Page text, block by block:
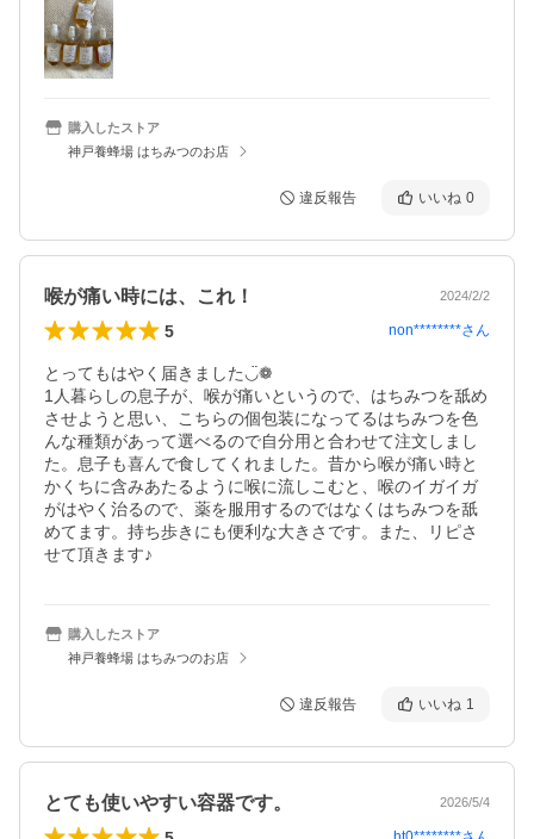
購入したストア
神戸養蜂場 はちみつのお店
違反報告 いいね 0
喉が痛い時には、これ！ 2024/2/2
5 non********さん
とってもはやく届きました◡̈❁
1人暮らしの息子が、喉が痛いというので、はちみつを舐め
させようと思い、こちらの個包装になってるはちみつを色
んな種類があって選べるので自分用と合わせて注文しまし
た。息子も喜んで食してくれました。昔から喉が痛い時と
かくちに含みあたるように喉に流しこむと、喉のイガイガ
がはやく治るので、薬を服用するのではなくはちみつを舐
めてます。持ち歩きにも便利な大きさです。また、リピさ
せて頂きます♪
購入したストア
神戸養蜂場 はちみつのお店
違反報告 いいね 1
とても使いやすい容器です。 2026/5/4